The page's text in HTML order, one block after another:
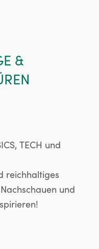
&
TECH und
reichhaltiges
und